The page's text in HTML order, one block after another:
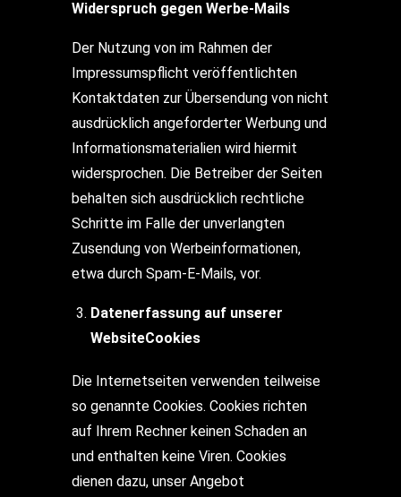
Widerspruch gegen Werbe-Mails
Der Nutzung von im Rahmen der
Impressumspflicht veröffentlichten
Kontaktdaten zur Übersendung von nicht
ausdrücklich angeforderter Werbung und
Informationsmaterialien wird hiermit
widersprochen. Die Betreiber der Seiten
behalten sich ausdrücklich rechtliche
Schritte im Falle der unverlangten
Zusendung von Werbeinformationen,
etwa durch Spam-E-Mails, vor.
Datenerfassung auf unserer
WebsiteCookies
Die Internetseiten verwenden teilweise
so genannte Cookies. Cookies richten
auf Ihrem Rechner keinen Schaden an
und enthalten keine Viren. Cookies
dienen dazu, unser Angebot